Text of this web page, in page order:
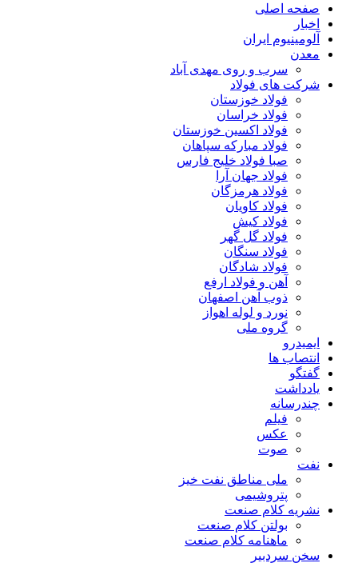
صفحه اصلی
اخبار
آلومینیوم ایران
معدن
سرب و روی مهدی آباد
شرکت های فولاد
فولاد خوزستان
فولاد خراسان
فولاد اکسین خوزستان
فولاد مبارکه سپاهان
صبا فولاد خلیج فارس
فولاد جهان آرا
فولاد هرمزگان
فولاد کاویان
فولاد کیش
فولاد گل گهر
فولاد سنگان
فولاد شادگان
آهن و فولاد ارفع
ذوب آهن اصفهان
نورد و لوله اهواز
گروه ملی
ایمیدرو
انتصاب ها
گفتگو
یادداشت
چندرسانه
فیلم
عکس
صوت
نفت
ملی مناطق نفت خیز
پتروشیمی
نشریه کلام صنعت
بولتن کلام صنعت
ماهنامه کلام صنعت
سخن سردبیر